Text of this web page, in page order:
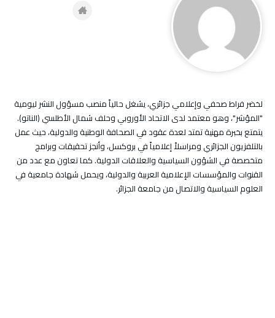
لخضر فراط صحفي وإعلامي جزائري، يشغل حالياً منصب مسؤول النشر ليومية
"المؤشر"، وهو معتمد لدى الاتحاد الأوروبي وحلف شمال الأطلسي (الناتو).
يتمتع بخبرة مهنية تمتد لعدة عقود في الصحافة الوطنية والدولية، حيث عمل
بالتلفزيون الجزائري ومراسلاً إعلامياً في بروكسل، وأنجز تحقيقات وبرامج
متخصصة في الشؤون السياسية والعلاقات الدولية. كما تعاون مع عدد من
القنوات والمؤسسات الإعلامية العربية والدولية، ويحمل شهادة جامعية في
العلوم السياسية والاتصال من جامعة الجزائر.